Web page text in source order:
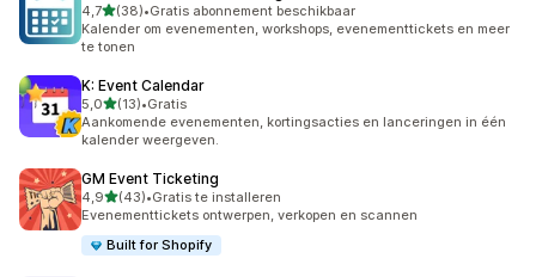
4,7van 5 sterren
(38)
38 recensies in totaal
•Gratis abonnement beschikbaar
Kalender om evenementen, workshops, evenementtickets en meer
te tonen
K: Event Calendar
5,0van 5 sterren
(13)
13 recensies in totaal
•Gratis
Aankomende evenementen, kortingsacties en lanceringen in één
kalender weergeven.
GM Event Ticketing
4,9van 5 sterren
(43)
43 recensies in totaal
•Gratis te installeren
Evenementtickets ontwerpen, verkopen en scannen
Built for Shopify